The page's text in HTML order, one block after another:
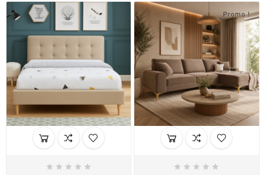
    
Promo !
    